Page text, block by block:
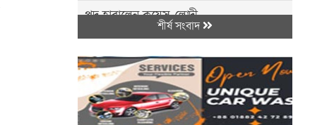
পদ হারালেন কয়েস লোদী ​...
রাষ্ট্রপতি নির্বাচন: ২০ আগস্ট ভোট, ১৩
আগস্ট...
রিয়ার অ্যাডমিরাল মাহবুব আলী খানের ৪২তম
শাহাদাত...
শীর্ষ সংবাদ